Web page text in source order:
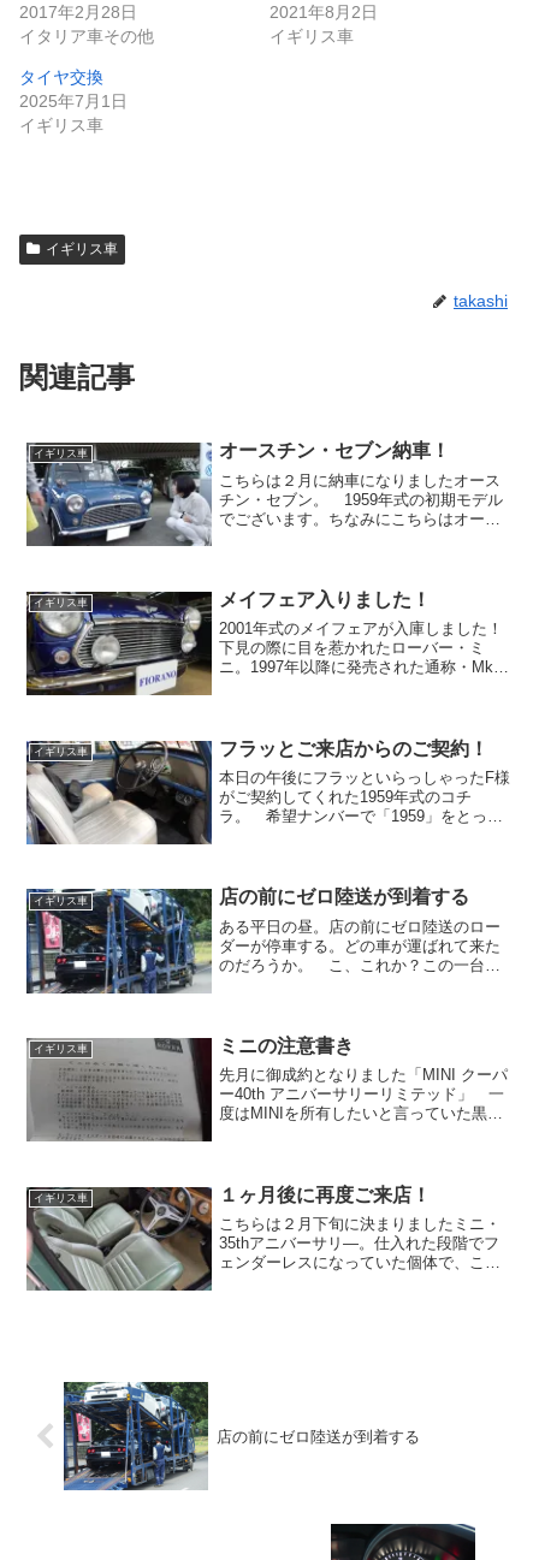
2017年2月28日
イタリア車その他
2021年8月2日
イギリス車
タイヤ交換
2025年7月1日
イギリス車
イギリス車
takashi
関連記事
イギリス車 オースチン・セブン納車！
こちらは２月に納車になりましたオース
チン・セブン。 1959年式の初期モデル
でございます。ちなみにこちらはオーク
クションでmark1...
イギリス車 メイフェア入りました！
2001年式のメイフェアが入庫しました！
下見の際に目を惹かれたローバー・ミ
ニ。1997年以降に発売された通称・Mk-
ち主ですが、アウ...
イギリス車 フラッとご来店からのご契約！
本日の午後にフラッといらっしゃったF様
がご契約してくれた1959年式のコチ
ラ。 希望ナンバーで「1959」をとった
まま勉強は続け...
イギリス車 店の前にゼロ陸送が到着する
ある平日の昼。店の前にゼロ陸送のロー
ダーが停車する。どの車が運ばれて来た
のだろうか。 こ、これか？この一台
か。 こんな高級車、扱うどころか...
イギリス車 ミニの注意書き
先月に御成約となりました「MINI クーパ
ー40th アニバーサリーリミテッド」 一
度はMINIを所有したいと言っていた黒羽
前中に下...
イギリス車 １ヶ月後に再度ご来店！
こちらは２月下旬に決まりましたミニ・
35thアニバーサリ―。仕入れた段階でフ
ェンダーレスになっていた個体で、これ
店の前にゼロ陸送が到着する